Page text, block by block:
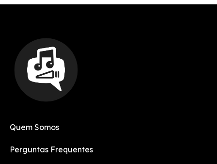
Quem Somos
Perguntas Frequentes